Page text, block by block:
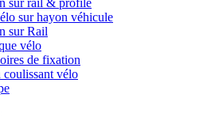
sur rail & profile
sur hayon véhicule
sur Rail
vélo
de fixation
coulissant vélo